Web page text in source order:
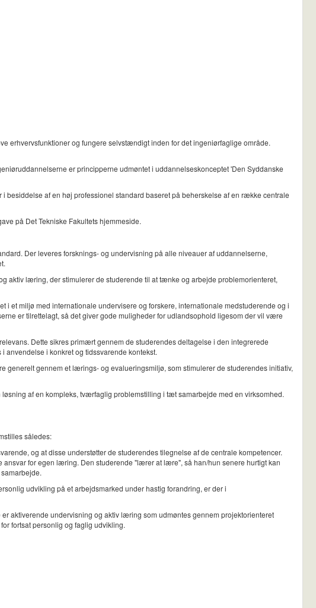
erhvervsfunktioner og fungere selvstændigt inden for det ingeniørfaglige område.
er principperne udmøntet i uddannelseskonceptet 'Den Syddanske
besiddelse af en høj professionel standard baseret på beherskelse af en række centrale
på Det Tekniske Fakultets hjemmeside.
Der leveres forsknings- og undervisning på alle niveauer af uddannelserne,
aktiv læring, der stimulerer de studerende til at tænke og arbejde problemorienteret,
et miljø med internationale undervisere og forskere, internationale medstuderende og i
er tilrettelagt, så det giver gode muligheder for udlandsophold ligesom der vil være
Dette sikres primært gennem de studerendes deltagelse i den integrerede
anvendelse i konkret og tidssvarende kontekst.
gennem et lærings- og evalueringsmiljø, som stimulerer de studerendes initiativ,
af en kompleks, tværfaglig problemstilling i tæt samarbejde med en virksomhed.
således:
og at disse understøtter de studerendes tilegnelse af de centrale kompetencer.
for egen læring. Den studerende "lærer at lære", så han/hun senere hurtigt kan
udvikling på et arbejdsmarked under hastig forandring, er der i
aktiverende undervisning og aktiv læring som udmøntes gennem projektorienteret
fortsat personlig og faglig udvikling.